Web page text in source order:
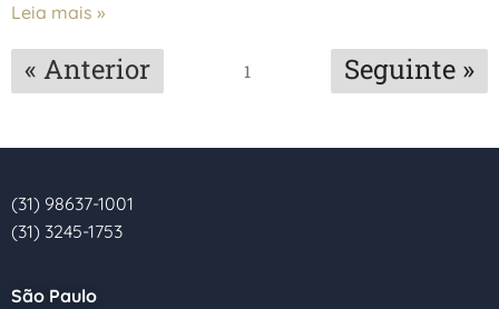
Leia mais »
« Anterior 1 Seguinte »
(31) 98637-1001
(31) 3245-1753
São Paulo